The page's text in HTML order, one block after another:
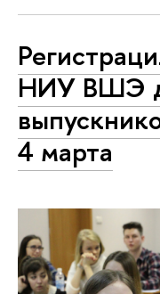
НИУ ВШЭ
4 марта